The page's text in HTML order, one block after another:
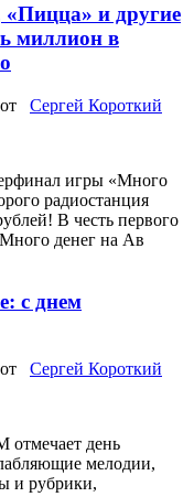
и другие
миллион в
от Сергей Короткий
игры «Много
радиостанция
В честь первого
денег на Ав
с днем
от Сергей Короткий
отмечает день
мелодии,
и рубрики,